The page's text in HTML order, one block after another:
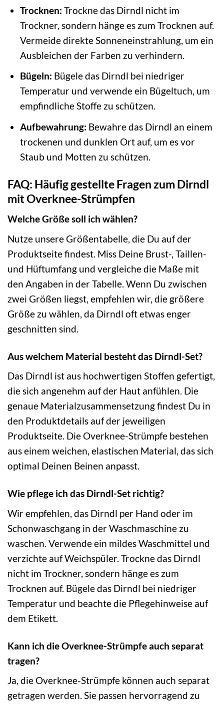
Trocknen: Trockne das Dirndl nicht im
Trockner, sondern hänge es zum Trocknen auf.
Vermeide direkte Sonneneinstrahlung, um ein
Ausbleichen der Farben zu verhindern.
Bügeln: Bügele das Dirndl bei niedriger
Temperatur und verwende ein Bügeltuch, um
empfindliche Stoffe zu schützen.
Aufbewahrung: Bewahre das Dirndl an einem
trockenen und dunklen Ort auf, um es vor
Staub und Motten zu schützen.
FAQ: Häufig gestellte Fragen zum Dirndl
mit Overknee-Strümpfen
Welche Größe soll ich wählen?
Nutze unsere Größentabelle, die Du auf der
Produktseite findest. Miss Deine Brust-, Taillen-
und Hüftumfang und vergleiche die Maße mit
den Angaben in der Tabelle. Wenn Du zwischen
zwei Größen liegst, empfehlen wir, die größere
Größe zu wählen, da Dirndl oft etwas enger
geschnitten sind.
Aus welchem Material besteht das Dirndl-Set?
Das Dirndl ist aus hochwertigen Stoffen gefertigt,
die sich angenehm auf der Haut anfühlen. Die
genaue Materialzusammensetzung findest Du in
den Produktdetails auf der jeweiligen
Produktseite. Die Overknee-Strümpfe bestehen
aus einem weichen, elastischen Material, das sich
optimal Deinen Beinen anpasst.
Wie pflege ich das Dirndl-Set richtig?
Wir empfehlen, das Dirndl per Hand oder im
Schonwaschgang in der Waschmaschine zu
waschen. Verwende ein mildes Waschmittel und
verzichte auf Weichspüler. Trockne das Dirndl
nicht im Trockner, sondern hänge es zum
Trocknen auf. Bügele das Dirndl bei niedriger
Temperatur und beachte die Pflegehinweise auf
dem Etikett.
Kann ich die Overknee-Strümpfe auch separat
tragen?
Ja, die Overknee-Strümpfe können auch separat
getragen werden. Sie passen hervorragend zu